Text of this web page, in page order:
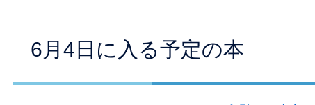
6月4日に入る予定の本